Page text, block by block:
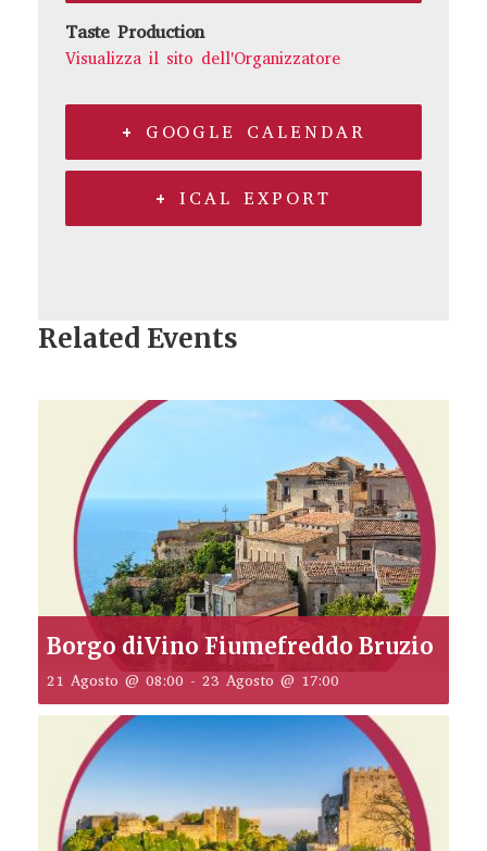
Taste Production
Visualizza il sito dell'Organizzatore
+ GOOGLE CALENDAR
+ ICAL EXPORT
Related Events
Borgo diVino Fiumefreddo Bruzio
21 Agosto @ 08:00 - 23 Agosto @ 17:00